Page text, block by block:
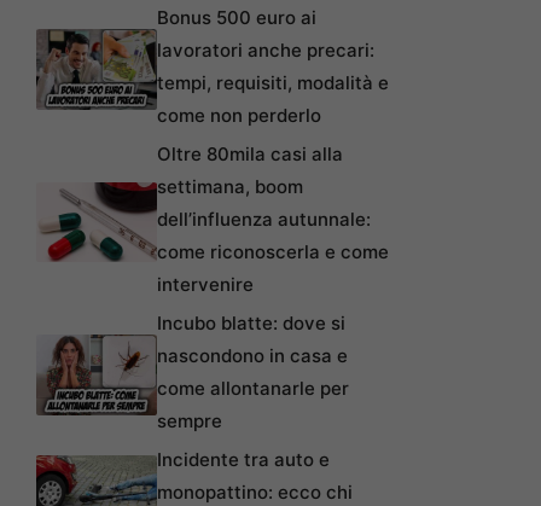
Bonus 500 euro ai
lavoratori anche precari:
tempi, requisiti, modalità e
come non perderlo
Oltre 80mila casi alla
settimana, boom
dell’influenza autunnale:
come riconoscerla e come
intervenire
Incubo blatte: dove si
nascondono in casa e
come allontanarle per
sempre
Incidente tra auto e
monopattino: ecco chi